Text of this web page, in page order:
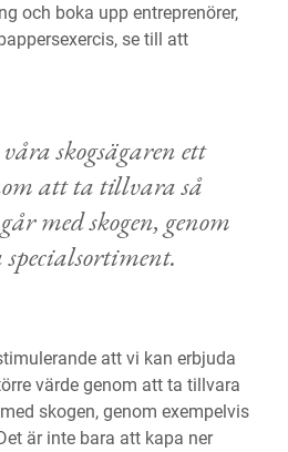
och boka upp entreprenörer,
se till att
skogsägaren ett
att ta tillvara så
med skogen, genom
specialsortiment.
att vi kan erbjuda
värde genom att ta tillvara
skogen, genom exempelvis
är inte bara att kapa ner